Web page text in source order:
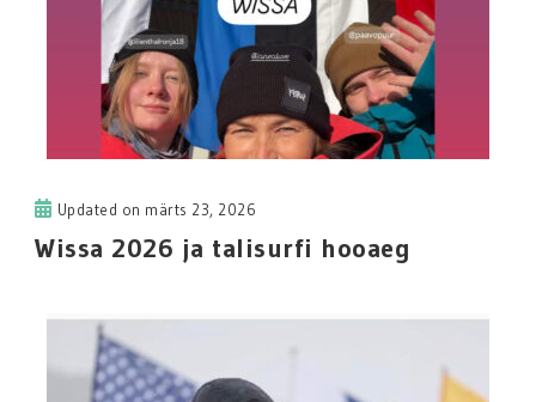
Updated on märts 23, 2026
Wissa 2026 ja talisurfi hooaeg